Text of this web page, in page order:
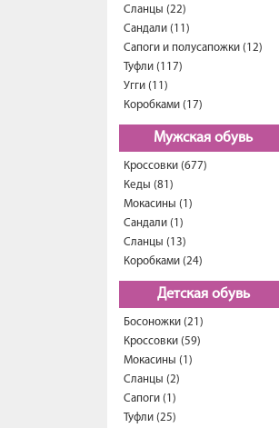
Сланцы (22)
Сандали (11)
Сапоги и полусапожки (12)
Туфли (117)
Угги (11)
Коробками (17)
Мужская обувь
Кроссовки (677)
Кеды (81)
Мокасины (1)
Сандали (1)
Сланцы (13)
Коробками (24)
Детская обувь
Босоножки (21)
Кроссовки (59)
Мокасины (1)
Сланцы (2)
Сапоги (1)
Туфли (25)